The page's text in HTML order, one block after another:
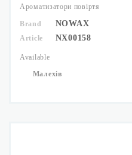
Ароматизатори повіртя
Brand NOWAX
Article NX00158
Available
Малехів